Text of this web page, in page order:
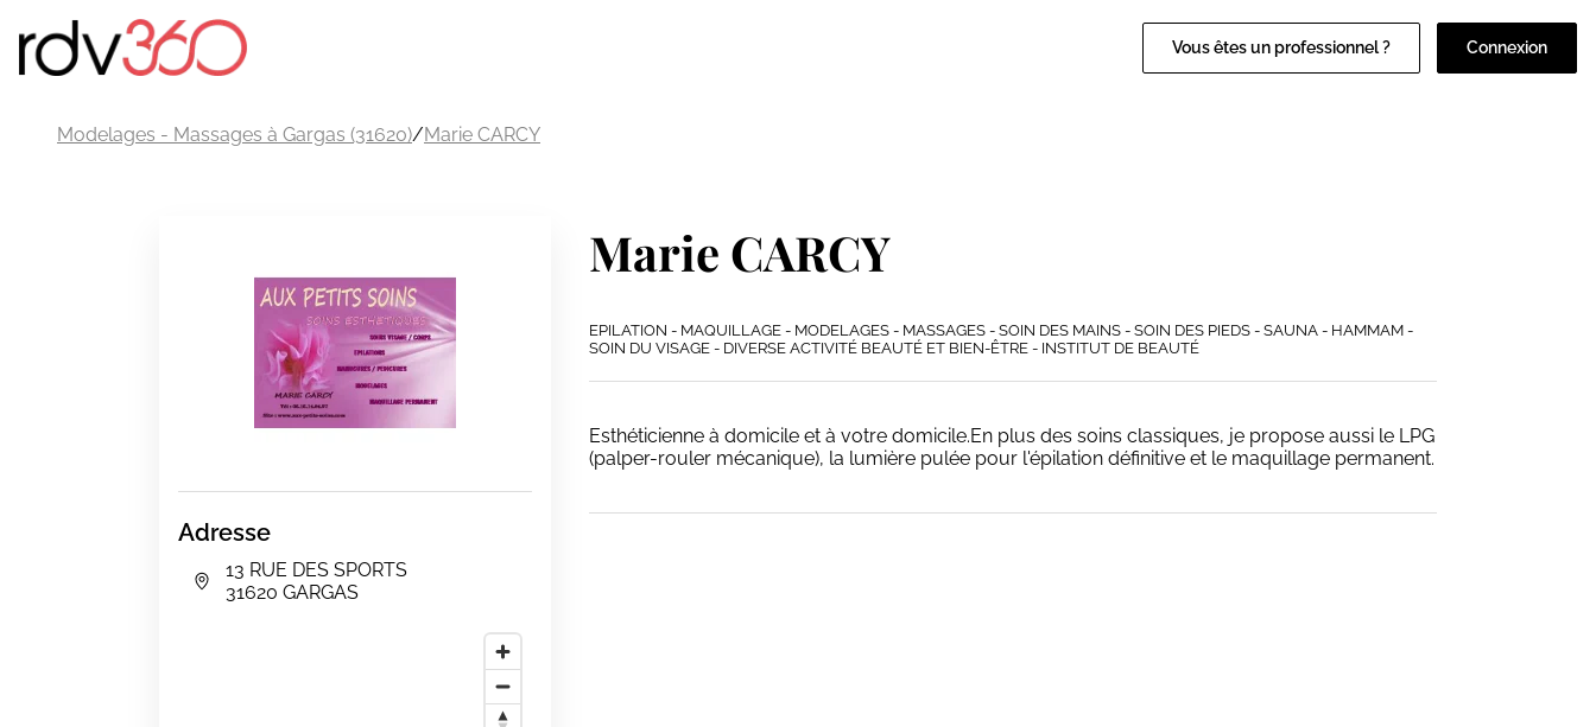
Vous êtes un professionnel ? Connexion
Modelages - Massages à Gargas (31620)/Marie CARCY
Adresse
13 RUE DES SPORTS
31620 GARGAS
Marie CARCY
EPILATION - MAQUILLAGE - MODELAGES - MASSAGES - SOIN DES MAINS - SOIN DES PIEDS - SAUNA - HAMMAM -
SOIN DU VISAGE - DIVERSE ACTIVITÉ BEAUTÉ ET BIEN-ÊTRE - INSTITUT DE BEAUTÉ
Esthéticienne à domicile et à votre domicile.En plus des soins classiques, je propose aussi le LPG
(palper-rouler mécanique), la lumière pulée pour l'épilation définitive et le maquillage permanent.